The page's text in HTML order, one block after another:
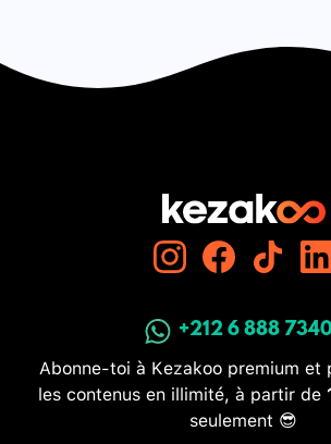
+212 6 888
Abonne-toi à Kezakoo premium
les contenus en illimité, à partir de
seulement 😎